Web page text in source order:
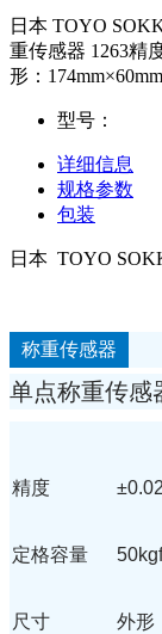
日本 TOYO
重传感器 1263精
形：
型号：
详细信息
规格参数
包装
日本 TOYO
称重传感器
单点称重传感
精度
定格容量
尺寸 外形